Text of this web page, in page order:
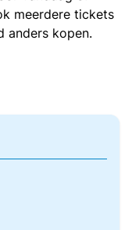
meerdere tickets
anders kopen.